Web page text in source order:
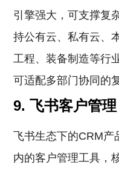
引擎强大，可支撑复
持公有云、私有云、
工程、装备制造等行
可适配多部门协同的
9. 飞书客户管理
飞书生态下的CRM
内的客户管理工具，